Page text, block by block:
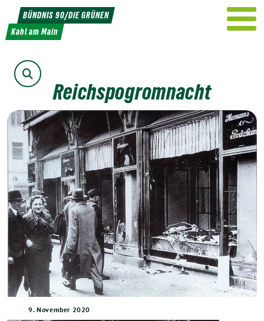
Weiter
zum
Inhalt
BÜNDNIS 90/DIE GRÜNEN
Kahl am Main
Suche
Reichspogromnacht
9. November 2020